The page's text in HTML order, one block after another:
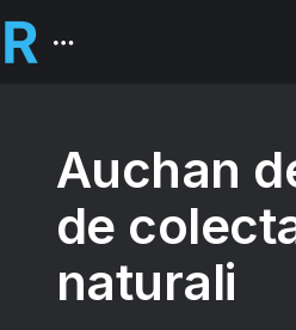
Auchan
de
naturali